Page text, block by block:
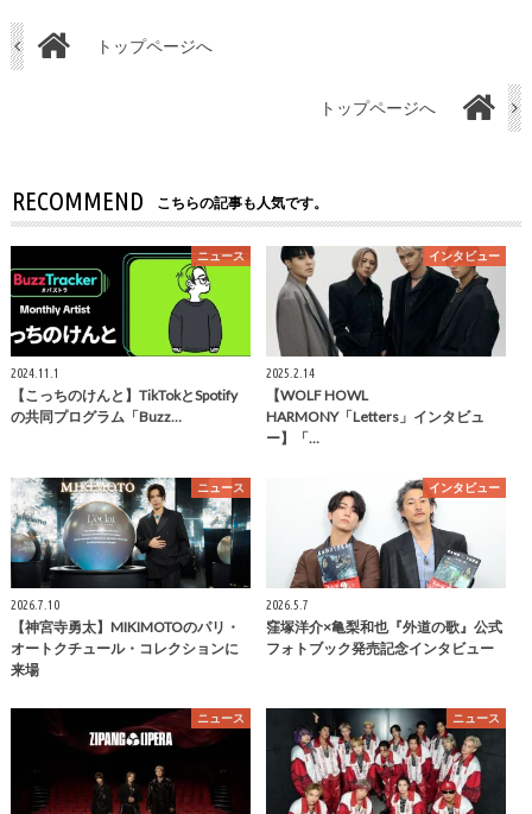
トップページへ
トップページへ
RECOMMEND こちらの記事も人気です。
ニュース
2024.11.1
【こっちのけんと】TikTokとSpotify
の共同プログラム「Buzz…
インタビュー
2025.2.14
【WOLF HOWL
HARMONY「Letters」インタビュ
ー】「…
ニュース
2026.7.10
【神宮寺勇太】MIKIMOTOのパリ・
オートクチュール・コレクションに
来場
インタビュー
2026.5.7
窪塚洋介×亀梨和也『外道の歌』公式
フォトブック発売記念インタビュー
ニュース ニュース